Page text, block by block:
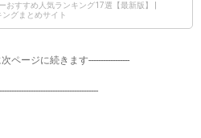
おすすめ人気ランキング17選【最新版】 |
グまとめサイト
次ページに続きます-----------------